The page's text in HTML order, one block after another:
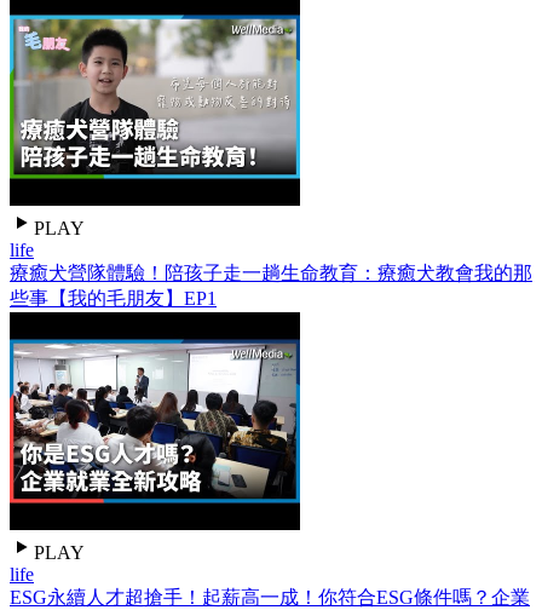
PLAY
life
療癒犬營隊體驗！陪孩子走一趟生命教育：療癒犬教會我的那
些事【我的毛朋友】EP1
PLAY
life
ESG永續人才超搶手！起薪高一成！你符合ESG條件嗎？企業